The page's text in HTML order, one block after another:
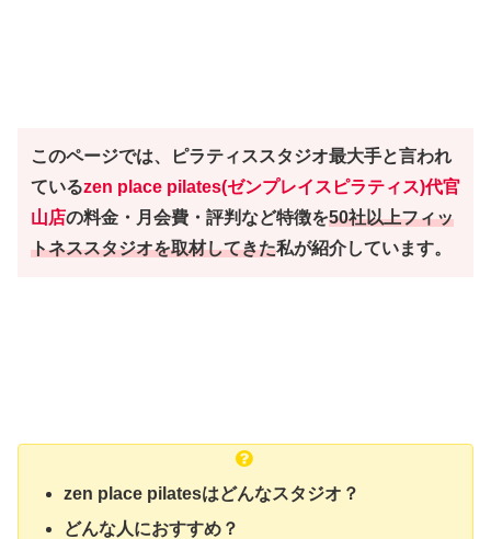
このページでは、ピラティススタジオ最大手と言われ
ているzen place pilates(ゼンプレイスピラティス)代官
山店の料金・月会費・評判など特徴を50社以上フィッ
トネススタジオを取材してきた私が紹介しています。
zen place pilatesはどんなスタジオ？
どんな人におすすめ？